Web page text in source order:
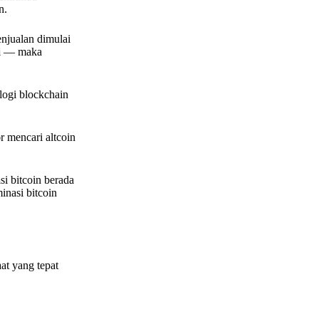
dimulai
— maka
blockchain
mencari altcoin
bitcoin berada
bitcoin
yang tepat